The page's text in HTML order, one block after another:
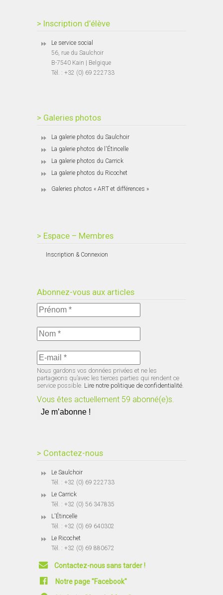
> Inscription d’élève
Le service social
56, rue du Saulchoir
B-7540 Kain | Belgique
Tél. : +32 (0) 69 222733
> Galeries photos
La galerie photos du Saulchoir
La galerie photos de l'Étincelle
La galerie photos du Carrick
La galerie photos du Ricochet
Galeries photos « ART et différences »
> Espace – Membres
Inscription & Connexion
Abonnez-vous aux articles
Nous gardons vos données privées et ne les
partageons qu’avec les tierces parties qui rendent ce
service possible. Lire notre politique de confidentialité.
Vous êtes actuellement 59 abonné(e)s.
> Contactez-nous
Le Saulchoir
Tél. : +32 (0) 69 222733
Le Carrick
Tél. : +32 (0) 56 347835
L'Étincelle
Tél. : +32 (0) 69 640302
Le Ricochet
Tél. : +32 (0) 69 880672
Contactez-nous sans tarder !
Notre page "Facebook"